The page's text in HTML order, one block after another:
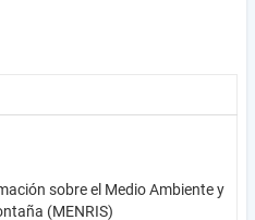
sobre el Medio Ambiente y
(MENRIS)